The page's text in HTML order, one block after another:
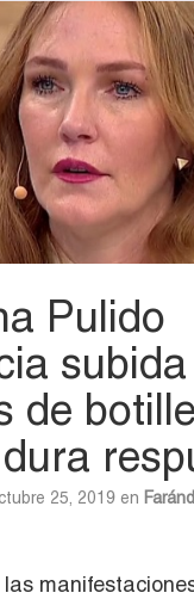
Pulido
de
25, 2019 en